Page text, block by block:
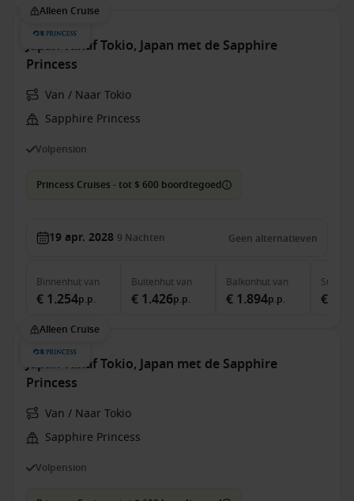
Alleen Cruise
Japan vanaf Tokio, Japan met de Sapphire
Princess
Van / Naar Tokio
Sapphire Princess
Volpension
Princess Cruises - tot $ 600 boordtegoed
19 apr. 2028 9 Nachten Geen alternatieven
Binnenhutvan
€ 1.254p.p.
Buitenhutvan
€ 1.426p.p.
Balkonhutvan
€ 1.894p.p.
Suite
€
Alleen Cruise
Japan vanaf Tokio, Japan met de Sapphire
Princess
Van / Naar Tokio
Sapphire Princess
Volpension